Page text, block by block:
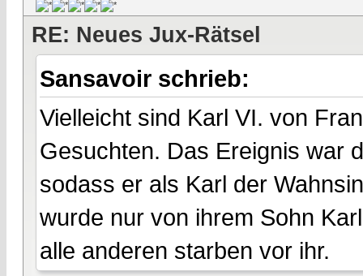
RE: Neues Jux-Rätsel
Sansavoir schrieb:
Vielleicht sind Karl VI. von
Gesuchten. Das Ereignis war
sodass er als Karl der
wurde nur von ihrem Sohn
alle anderen starben vor ihr.